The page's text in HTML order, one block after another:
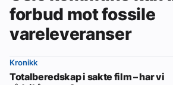
forbud mot fossile
vareleveranser
Kronikk
Totalberedskap i sakte film – har vi